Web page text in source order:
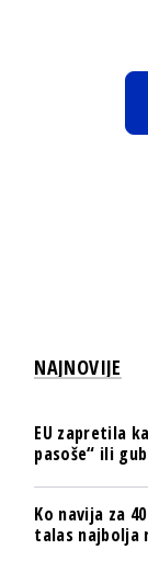
NAJNOVIJE
EU zapretila
pasoše“ ili
Ko navija za
talas najbolja